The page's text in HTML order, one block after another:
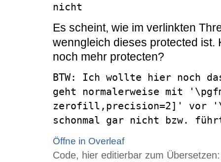
nicht
Es scheint, wie im verlinkten
wenngleich dieses protected ist.
noch mehr protecten?
BTW: Ich wollte hier noch
geht normalerweise mit
zerofill,precision=2]' vor
schonmal gar nicht bzw.
Öffne in Overleaf
Code, hier editierbar zum Übersetzen: